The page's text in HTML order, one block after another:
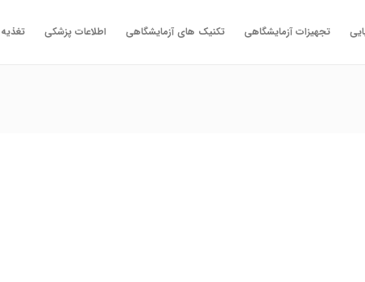
تجهیزات آزمایشگاهی تکنیک های آزمایشگاهی اطلاعات پزشکی تغذیه